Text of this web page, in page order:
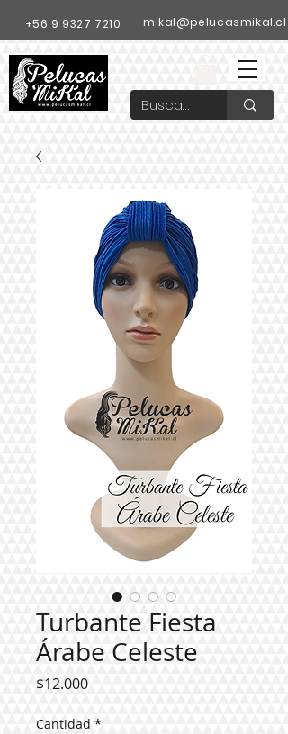
+56 9 9327 7210 mikal@pelucasmikal.cl
Turbante Fiesta
Árabe Celeste
$12.000Precio
Cantidad *